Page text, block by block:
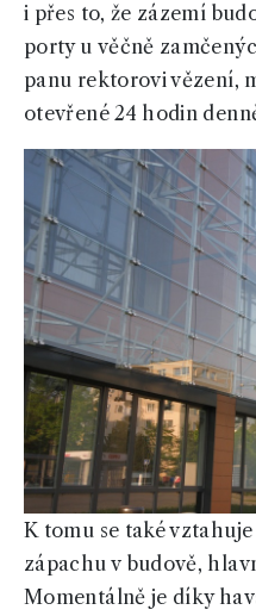
i přes to, že zázemí
porty u věčně
panu rektorovi vězení,
otevřené 24 hodin
K tomu se také
zápachu v budově,
Momentálně je díky